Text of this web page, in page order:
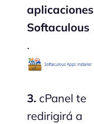
aplicaciones
Softaculous
.
3. cPanel te
redirigirá a